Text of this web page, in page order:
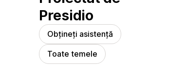
Presidio
Obțineți asistență
Toate temele